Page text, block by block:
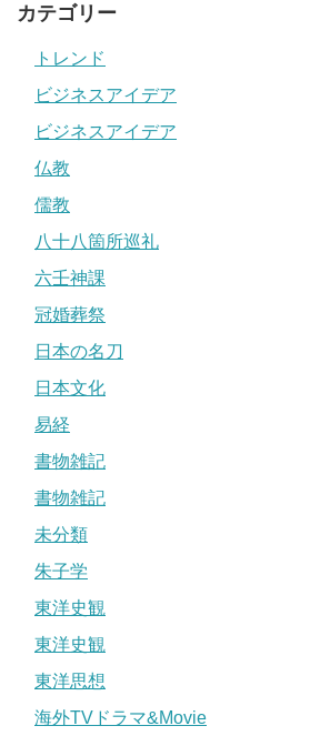
カテゴリー
トレンド
ビジネスアイデア
ビジネスアイデア
仏教
儒教
八十八箇所巡礼
六壬神課
冠婚葬祭
日本の名刀
日本文化
易経
書物雑記
書物雑記
未分類
朱子学
東洋史観
東洋史観
東洋思想
海外TVドラマ&Movie